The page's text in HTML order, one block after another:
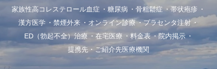
家族性高コレステロール血症
糖尿病 骨粗鬆症
帯状疱疹
漢方医学
禁煙外来 オンライン診療
プラセンタ注射
ED（勃起不全）治療
在宅医療 料金表
院内掲示
提携先・ご紹介先医療機関